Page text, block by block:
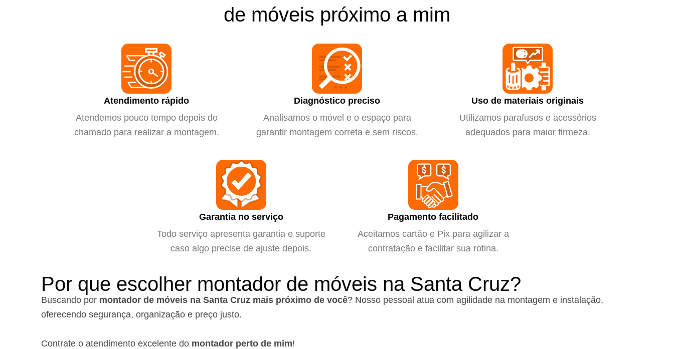
de móveis próximo a mim
Atendimento rápido
Atendemos pouco tempo depois do
chamado para realizar a montagem.
Diagnóstico preciso
Analisamos o móvel e o espaço para
garantir montagem correta e sem riscos.
Uso de materiais originais
Utilizamos parafusos e acessórios
adequados para maior firmeza.
Garantia no serviço
Todo serviço apresenta garantia e suporte
caso algo precise de ajuste depois.
Pagamento facilitado
Aceitamos cartão e Pix para agilizar a
contratação e facilitar sua rotina.
Por que escolher montador de móveis na Santa Cruz?
Buscando por montador de móveis na Santa Cruz mais próximo de você? Nosso pessoal atua com agilidade na montagem e instalação,
oferecendo segurança, organização e preço justo.
Contrate o atendimento excelente do montador perto de mim!